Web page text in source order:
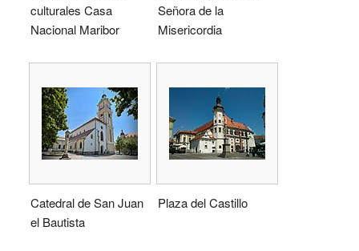
culturales Casa
Nacional Maribor
Señora de la
Misericordia
Catedral de San Juan
el Bautista
Plaza del Castillo